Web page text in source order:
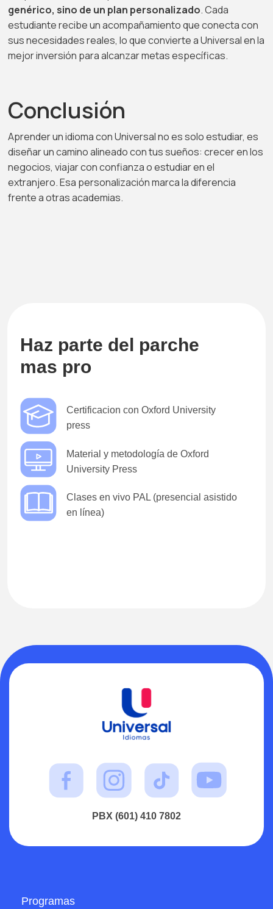
genérico, sino de un plan personalizado. Cada
estudiante recibe un acompañamiento que conecta con
sus necesidades reales, lo que convierte a Universal en la
mejor inversión para alcanzar metas específicas.
Conclusión
Aprender un idioma con Universal no es solo estudiar, es
diseñar un camino alineado con tus sueños: crecer en los
negocios, viajar con confianza o estudiar en el
extranjero. Esa personalización marca la diferencia
frente a otras academias.
Haz parte del parche
mas pro
Certificacion con Oxford University
press
Material y metodología de Oxford
University Press
Clases en vivo PAL (presencial asistido
en línea)
PBX (601) 410 7802
Programas